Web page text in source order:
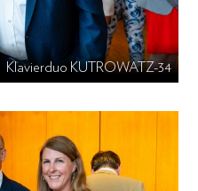
Klavierduo KUTROWATZ-34